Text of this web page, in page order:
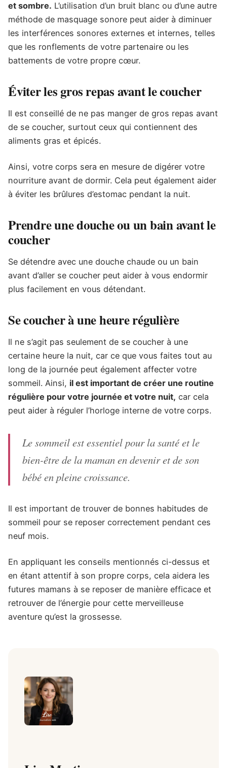
et sombre. L’utilisation d’un bruit blanc ou d’une autre
méthode de masquage sonore peut aider à diminuer
les interférences sonores externes et internes, telles
que les ronflements de votre partenaire ou les
battements de votre propre cœur.
Éviter les gros repas avant le coucher
Il est conseillé de ne pas manger de gros repas avant
de se coucher, surtout ceux qui contiennent des
aliments gras et épicés.
Ainsi, votre corps sera en mesure de digérer votre
nourriture avant de dormir. Cela peut également aider
à éviter les brûlures d’estomac pendant la nuit.
Prendre une douche ou un bain avant le
coucher
Se détendre avec une douche chaude ou un bain
avant d’aller se coucher peut aider à vous endormir
plus facilement en vous détendant.
Se coucher à une heure régulière
Il ne s’agit pas seulement de se coucher à une
certaine heure la nuit, car ce que vous faites tout au
long de la journée peut également affecter votre
sommeil. Ainsi, il est important de créer une routine
régulière pour votre journée et votre nuit, car cela
peut aider à réguler l’horloge interne de votre corps.
Le sommeil est essentiel pour la santé et le
bien-être de la maman en devenir et de son
bébé en pleine croissance.
Il est important de trouver de bonnes habitudes de
sommeil pour se reposer correctement pendant ces
neuf mois.
En appliquant les conseils mentionnés ci-dessus et
en étant attentif à son propre corps, cela aidera les
futures mamans à se reposer de manière efficace et
retrouver de l’énergie pour cette merveilleuse
aventure qu’est la grossesse.